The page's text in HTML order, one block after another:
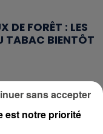
DE FORÊT : LES
TABAC BIENTÔT
LES
DES RAYONS...
est notre priorité
sans accepter